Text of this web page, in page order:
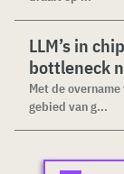
LLM’s in
bottleneck
Met de
gebied van g...